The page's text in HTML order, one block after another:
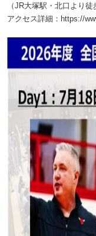
（JR大塚駅・北口より徒
アクセス詳細：https://